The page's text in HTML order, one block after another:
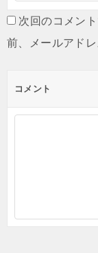
次回のコメン
前、メールアド
コメント